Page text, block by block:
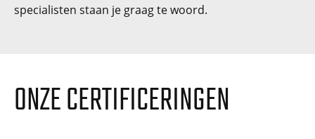
specialisten staan je graag te woord.
ONZE CERTIFICERINGEN